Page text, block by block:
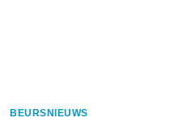
BEURSNIEUWS